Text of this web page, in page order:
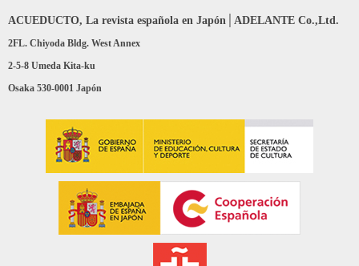
ACUEDUCTO, La revista española en Japón│ADELANTE Co.,Ltd.
2FL. Chiyoda Bldg. West Annex
2-5-8 Umeda Kita-ku
Osaka 530-0001 Japón